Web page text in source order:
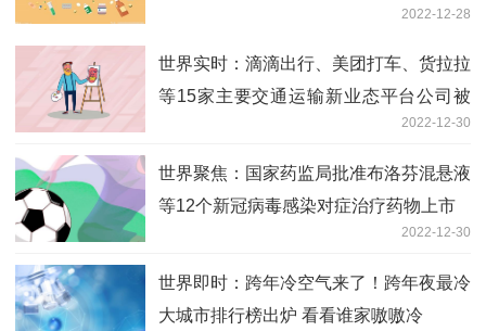
2022-12-28
世界实时：滴滴出行、美团打车、货拉拉
等15家主要交通运输新业态平台公司被
2022-12-30
世界聚焦：国家药监局批准布洛芬混悬液
等12个新冠病毒感染对症治疗药物上市
2022-12-30
世界即时：跨年冷空气来了！跨年夜最冷
大城市排行榜出炉 看看谁家嗷嗷冷